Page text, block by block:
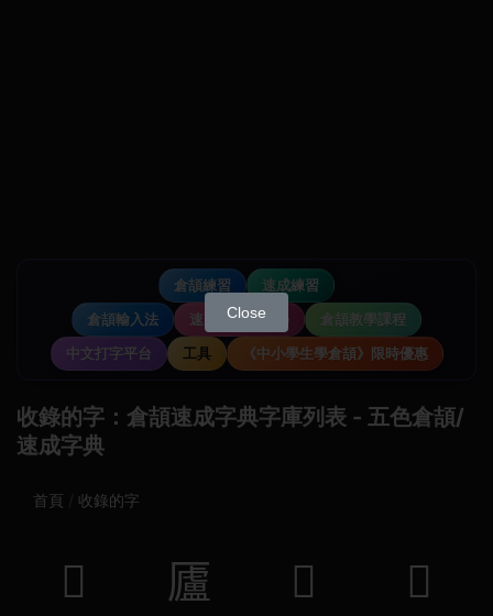
倉頡練習
速成練習
倉頡輸入法
速成輸入法教學
倉頡教學課程
中文打字平台
工具 《中小學生學倉頡》限時優惠
收錄的字：倉頡速成字典字庫列表 - 五色倉頡/
速成字典
首頁 收錄的字
𡙥 𠫂 𠺣 𠌀
Close